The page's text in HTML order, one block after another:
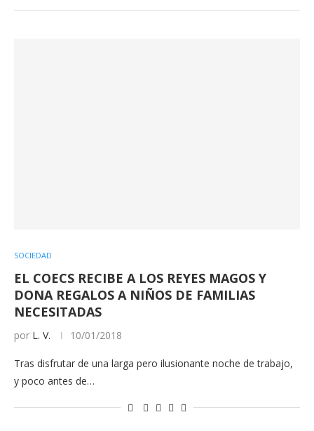
SOCIEDAD
EL COECS RECIBE A LOS REYES MAGOS Y
DONA REGALOS A NIÑOS DE FAMILIAS
NECESITADAS
por L. V. 10/01/2018
Tras disfrutar de una larga pero ilusionante noche de trabajo,
y poco antes de…